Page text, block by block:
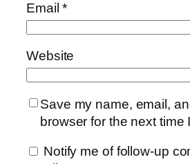
Email*
Website
Save my name, email,
browser for the next time
Notify me of follow-up